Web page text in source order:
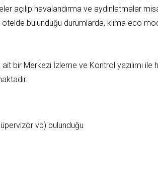
açılıp havalandırma ve aydınlatmalar
bulunduğu durumlarda, klima eco
bir Merkezi İzleme ve Kontrol yazılımı
vb) bulunduğu